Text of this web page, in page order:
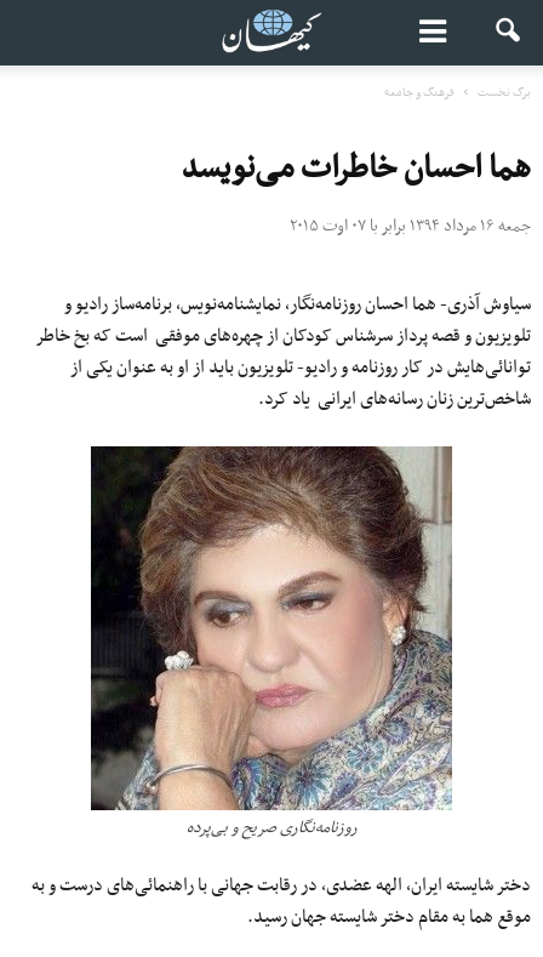
برگ نخست فرهنگ و جامعه
هما احسان خاطرات می‌نویسد
جمعه ۱۶ مرداد ۱۳۹۴ برابر با ۰۷ اوت ۲۰۱۵
سیاوش آذری- هما احسان روزنامه‌نگار، نمایشنامه‌نویس، برنامه‌ساز رادیو و
تلویزیون و قصه پرداز سرشناس کودکان از چهره‌های موفقی است که بخ خاطر
توانائی‌هایش در کار روزنامه و رادیو- تلویزیون باید از او به عنوان یکی از
شاخص‌ترین زنان رسانه‌‌های ایرانی یاد کرد.
روزنامه‌نگاری صریح و بی‌پرده
دختر شایسته ایران، الهه عضدی، در رقابت جهانی با راهنمائی‌های درست و به
موقع هما به مقام دختر شایسته جهان رسید.